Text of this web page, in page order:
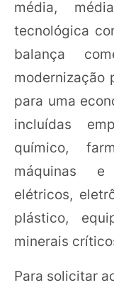
média,
tecnológica
balança
modernização
para uma
incluídas
químico,
máquinas e
elétricos,
plástico,
minerais
Para solicitar